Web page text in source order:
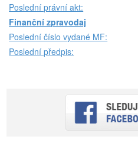
Poslední právní akt:
Finanční zpravodaj
Poslední číslo vydané MF:
Poslední předpis: